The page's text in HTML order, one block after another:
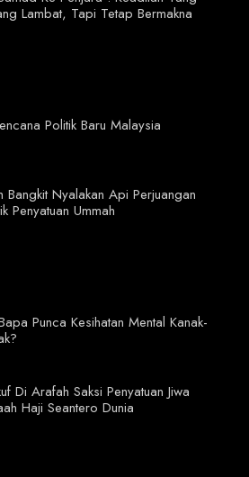
Lambat, Tapi Tetap Bermakna
Politik Baru Malaysia
Bangkit Nyalakan Api Perjuangan
Penyatuan Ummah
Punca Kesihatan Mental Kanak-
Di Arafah Saksi Penyatuan Jiwa
Haji Seantero Dunia